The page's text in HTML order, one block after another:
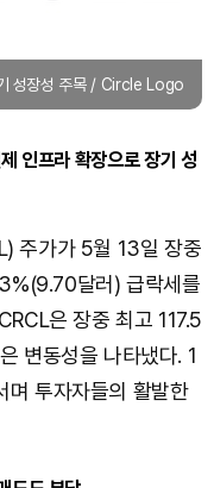
성장성 주목 / Circle Logo
인프라 확장으로 장기 성
주가가 5월 13일 장중
달러) 급락세를
은 장중 최고 117.5
변동성을 나타냈다. 1
며 투자자들의 활발한